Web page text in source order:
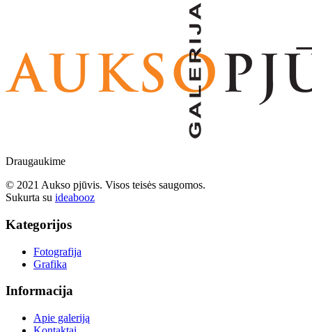
Draugaukime
© 2021 Aukso pjūvis. Visos teisės saugomos.
Sukurta su ideabooz
Kategorijos
Fotografija
Grafika
Informacija
Apie galeriją